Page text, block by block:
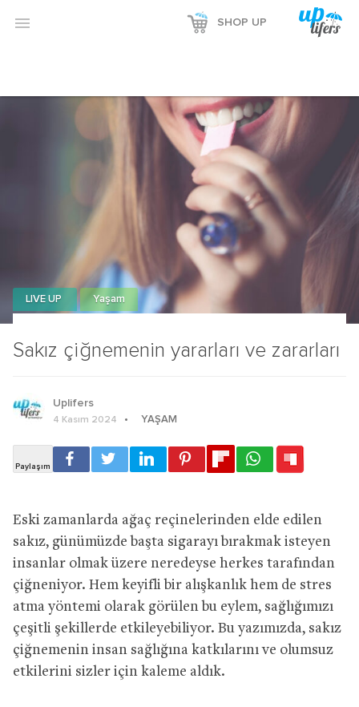
Reklamı Göster
Reklamı Gizle
 SHOP UP
Sakız çiğnemenin yararları ve zararları
LIVE UP Yaşam
Uplifers
4 Kasım 2024 YAŞAM
Eski zamanlarda ağaç reçinelerinden elde edilen
sakız, günümüzde başta sigarayı bırakmak isteyen
insanlar olmak üzere neredeyse herkes tarafından
çiğneniyor. Hem keyifli bir alışkanlık hem de stres
atma yöntemi olarak görülen bu eylem, sağlığımızı
çeşitli şekillerde etkileyebiliyor. Bu yazımızda, sakız
çiğnemenin insan sağlığına katkılarını ve olumsuz
etkilerini sizler için kaleme aldık.